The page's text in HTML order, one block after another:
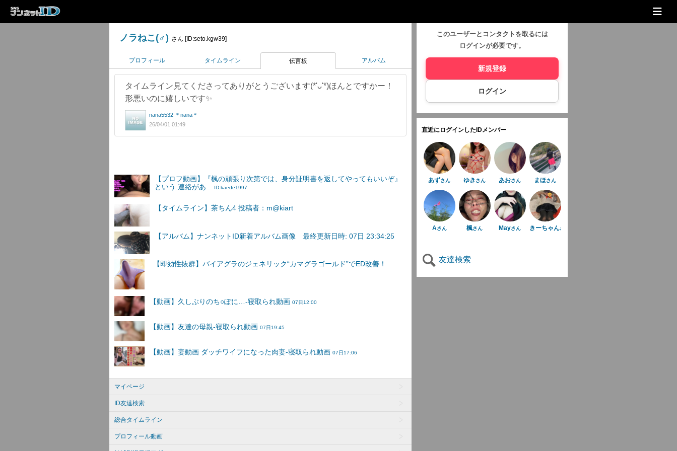
ノラねこ(♂) さん [ID:seto.kgw39]
プロフィール タイムライン 伝言板 アルバム
タイムライン見てくださってありがとうございます(*'ᴗ'*)ほんとですかー！
形悪いのに嬉しいです✨
nana5532 ＊nana＊
26/04/01 01:49
【プロフ動画】『楓の頑張り次第では、身分証明書を返してやってもいいぞ』
という 連絡があ...
ID:kaede1997
【タイムライン】茶ちん4 投稿者：m@kiart
【アルバム】ナンネットID新着アルバム画像 最終更新日時: 07日 23:34:25
マイページ
ID友達検索
総合タイムライン
プロフィール動画
このユーザーとコンタクトを取るには
ログインが必要です。
新規登録
ログイン
直近にログインしたIDメンバー
あずさん ゆき さん あおさん まほさん
Aさん 楓さん Mayさん きーちゃんさん
友達検索